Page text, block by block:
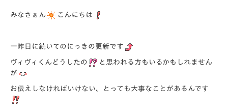
みなさぁん こんにちは
一昨日に続いてのにっきの更新です
ヴィヴィくんどうしたの
と思われる方もいるかもしれません
が
お伝えしなければいけない、とっても大事なことがあるんです